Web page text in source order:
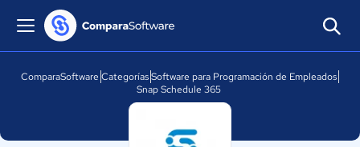
ComparaSoftware CategoríasSoftware para Programación de Empleados
Snap Schedule 365